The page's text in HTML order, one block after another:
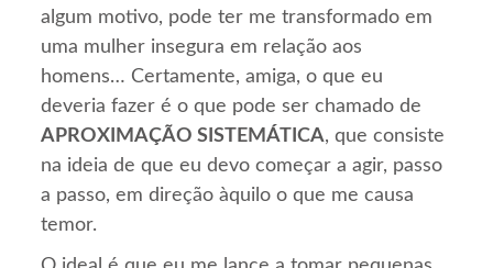
algum motivo, pode ter me transformado em
uma mulher insegura em relação aos
homens… Certamente, amiga, o que eu
deveria fazer é o que pode ser chamado de
APROXIMAÇÃO SISTEMÁTICA, que consiste
na ideia de que eu devo começar a agir, passo
a passo, em direção àquilo o que me causa
temor.